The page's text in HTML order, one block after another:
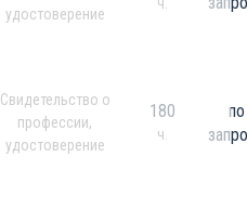
удостоверение
Свидетельство о
профессии,
удостоверение
180
ч.
по